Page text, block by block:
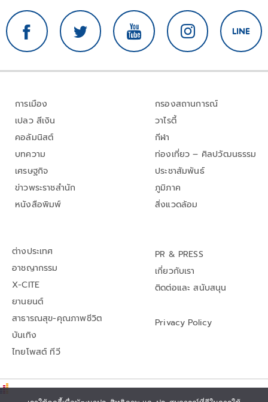
การเมือง
เปลว สีเงิน
คอลัมนิสต์
บทความ
เศรษฐกิจ
ข่าวพระราชสำนัก
หนังสือพิมพ์
กรองสถานการณ์
วาไรตี้
กีฬา
ท่องเที่ยว – ศิลปวัฒนธรรม
ประชาสัมพันธ์
ภูมิภาค
สิ่งแวดล้อม
ต่างประเทศ
อาชญากรรม
X-CITE
ยานยนต์
สาธารณสุข-คุณภาพชีวิต
บันเทิง
ไทยโพสต์ ทีวี
PR & PRESS
เกี่ยวกับเรา
ติดต่อและ สนับสนุน
Privacy Policy